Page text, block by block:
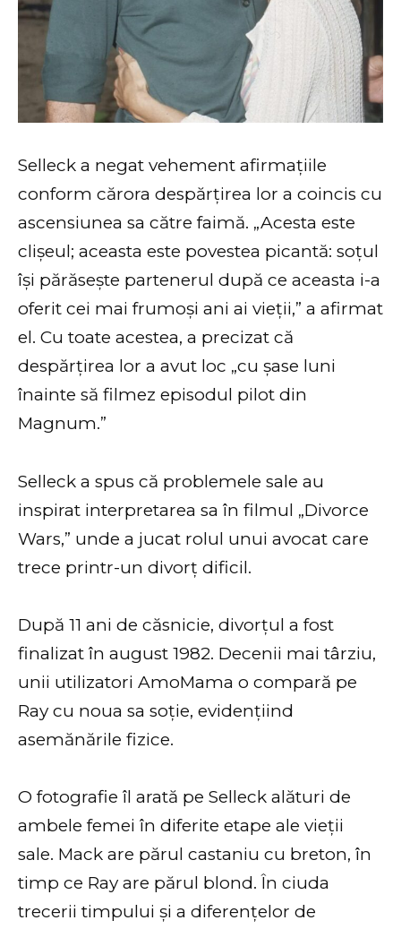
Selleck a negat vehement afirmațiile
conform cărora despărțirea lor a coincis cu
ascensiunea sa către faimă. „Acesta este
clișeul; aceasta este povestea picantă: soțul
își părăsește partenerul după ce aceasta i-a
oferit cei mai frumoși ani ai vieții,” a afirmat
el. Cu toate acestea, a precizat că
despărțirea lor a avut loc „cu șase luni
înainte să filmez episodul pilot din
Magnum.”
Selleck a spus că problemele sale au
inspirat interpretarea sa în filmul „Divorce
Wars,” unde a jucat rolul unui avocat care
trece printr-un divorț dificil.
După 11 ani de căsnicie, divorțul a fost
finalizat în august 1982. Decenii mai târziu,
unii utilizatori AmoMama o compară pe
Ray cu noua sa soție, evidențiind
asemănările fizice.
O fotografie îl arată pe Selleck alături de
ambele femei în diferite etape ale vieții
sale. Mack are părul castaniu cu breton, în
timp ce Ray are părul blond. În ciuda
trecerii timpului și a diferențelor de